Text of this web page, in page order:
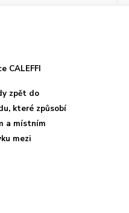
CALEFFI
zpět do
které způsobí
a místním
mezi